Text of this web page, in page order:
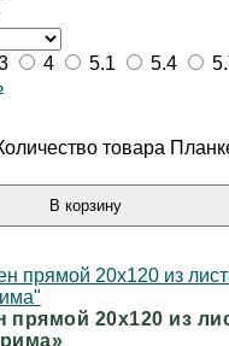
4 5.1 5.4
товара
В корзину
прямой 20х120 из